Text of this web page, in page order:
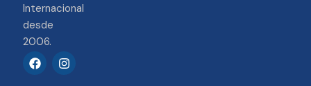
Internacional
desde
2006.
F
a
I
n